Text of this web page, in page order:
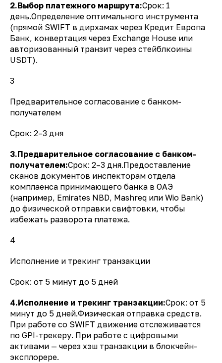
2.Выбор платежного маршрута:Срок: 1
день.Определение оптимального инструмента
(прямой SWIFT в дирхамах через Кредит Европа
Банк, конвертация через Exchange House или
авторизованный транзит через стейблкоины
USDT).
3
Предварительное согласование с банком-
получателем
Срок: 2–3 дня
3.Предварительное согласование с банком-
получателем:Срок: 2–3 дня.Предоставление
сканов документов инспекторам отдела
комплаенса принимающего банка в ОАЭ
(например, Emirates NBD, Mashreq или Wio Bank)
до физической отправки свифтовки, чтобы
избежать разворота платежа.
4
Исполнение и трекинг транзакции
Срок: от 5 минут до 5 дней
4.Исполнение и трекинг транзакции:Срок: от 5
минут до 5 дней.Физическая отправка средств.
При работе со SWIFT движение отслеживается
по GPI-трекеру. При работе с цифровыми
активами — через хэш транзакции в блокчейн-
эксплорере.